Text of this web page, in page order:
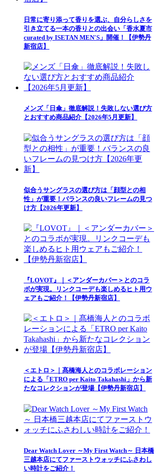
日常に寄り添って香りを選ぶ、自分らしさを
引き立てる一本の香りとの出会い「香水夏市
curated by ISETAN MEN'S」開催！【伊勢丹
新宿店】
メンズ「日傘」徹底解説！失敗しない選び方
とおすすめ商品紹介【2026年5月更新】
似合うサングラスの選び方は「顔型との相
性」が重要！バランスの良いフレームの見つ
け方【2026年更新】
『LOVOT』｜＜アンダーカバー＞とのコラ
ボが実現。リンクコーデも楽しめるヒト用ウ
ェアもご紹介！【伊勢丹新宿店】
＜エトロ＞｜髙橋海人とのコラボレーション
による「ETRO per Kaito Takahashi」から新
たなコレクションが登場【伊勢丹新宿店】
Dear Watch Lover ～My First Watch～ 日本橋
三越本店にてファーストウォッチにふさわし
い時計をご紹介！